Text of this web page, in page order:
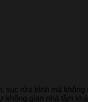
sục rửa bình mà không
không gian nhà tắm